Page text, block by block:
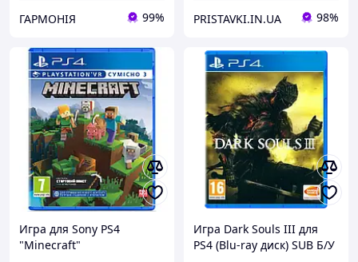
ГАРМОНІЯ 99% PRISTAVKI.IN.UA 98%
Игра для Sony PS4
"Minecraft"
Игра Dark Souls III для
PS4 (Blu-ray диск) SUB Б/У